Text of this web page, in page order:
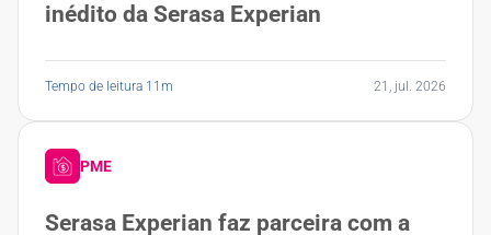
inédito da Serasa Experian
Tempo de leitura 11m 21, jul. 2026
PME
Serasa Experian faz parceira com a